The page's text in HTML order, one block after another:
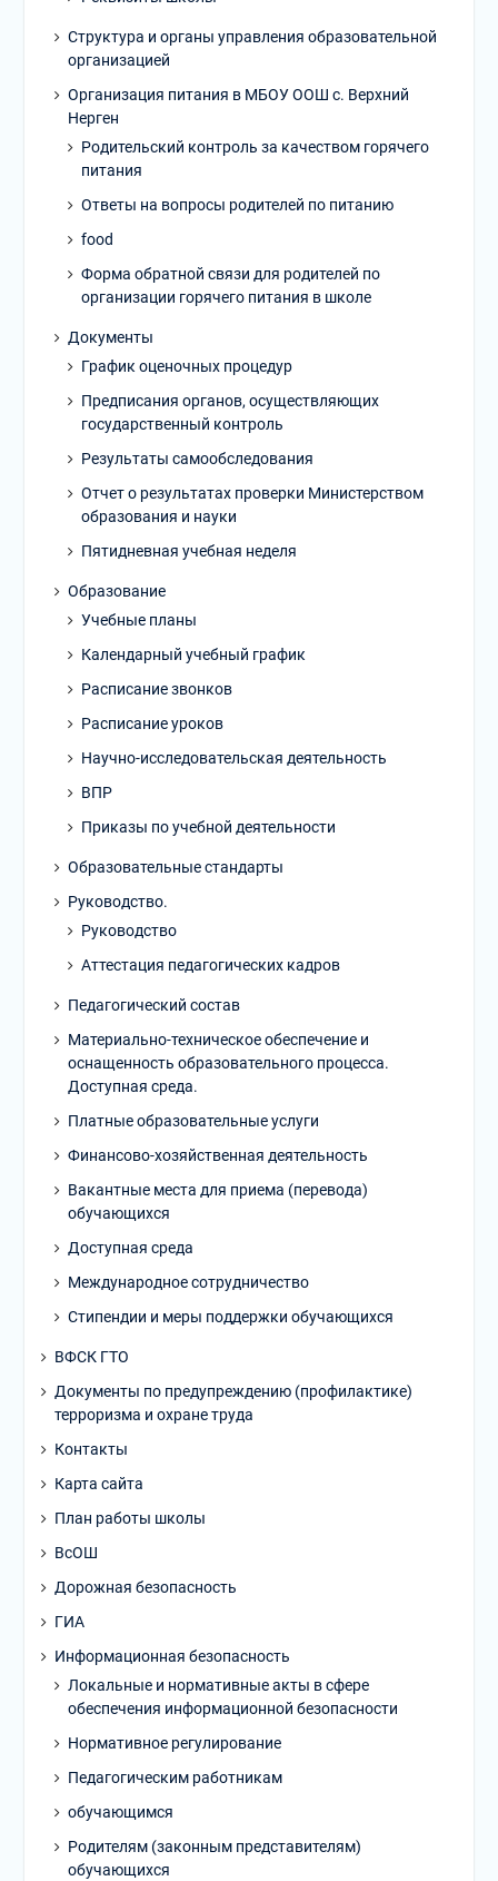
Структура и органы управления образовательной
организацией
Организация питания в МБОУ ООШ с. Верхний
Нерген
Родительский контроль за качеством горячего
питания
Ответы на вопросы родителей по питанию
food
Форма обратной связи для родителей по
организации горячего питания в школе
Документы
График оценочных процедур
Предписания органов, осуществляющих
государственный контроль
Результаты самообследования
Отчет о результатах проверки Министерством
образования и науки
Пятидневная учебная неделя
Образование
Учебные планы
Календарный учебный график
Расписание звонков
Расписание уроков
Научно-исследовательская деятельность
ВПР
Приказы по учебной деятельности
Образовательные стандарты
Руководство.
Руководство
Аттестация педагогических кадров
Педагогический состав
Материально-техническое обеспечение и
оснащенность образовательного процесса.
Доступная среда.
Платные образовательные услуги
Финансово-хозяйственная деятельность
Вакантные места для приема (перевода)
обучающихся
Доступная среда
Международное сотрудничество
Стипендии и меры поддержки обучающихся
ВФСК ГТО
Документы по предупреждению (профилактике)
терроризма и охране труда
Контакты
Карта сайта
План работы школы
ВсОШ
Дорожная безопасность
ГИА
Информационная безопасность
Локальные и нормативные акты в сфере
обеспечения информационной безопасности
Нормативное регулирование
Педагогическим работникам
обучающимся
Родителям (законным представителям)
обучающихся